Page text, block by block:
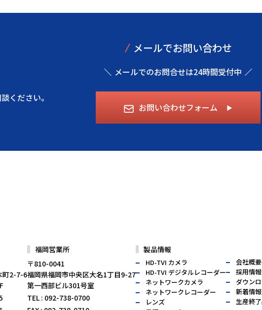
ください。
/ メールでお問い合わせ
メールでのお問合せは24時間受付中
お問い合わせフォーム ▶︎
町2-7-6
福岡営業所
〒810-0041
福岡県福岡市中央区大名1丁目9-27
第一西部ビル301号室
TEL: 092-738-0700
製品情報
HD-TVI カメラ
HD-TVI デジタルレコーダー
ネットワークカメラ
ネットワークレコーダー
レンズ
会社概要
採用情報
ダウン
新着情報
生産終